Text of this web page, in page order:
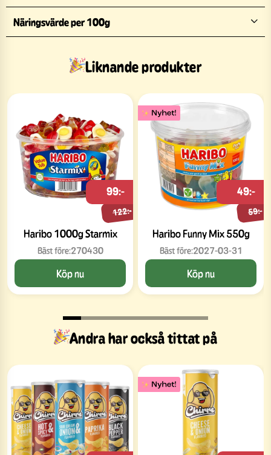
Näringsvärde per 100g
Liknande produkter
Haribo 1000g Starmix
122:-
99:-
Bäst före:270430
Köp nu
Haribo Funny Mix 550g
59:-
49:-
Bäst före:2027-03-31
Köp nu
Andra har också tittat på